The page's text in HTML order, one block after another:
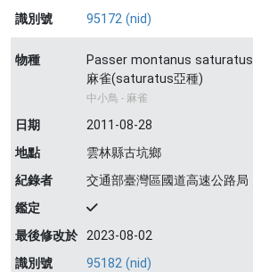
識別號
95172 (nid)
物種
Passer montanus saturatus
麻雀(saturatus亞種)
中小鳥 - 麻雀
日期
2011-08-28
地點
雲林縣古坑鄉
紀錄者
交通部臺灣區國道高速公路局
鑑定
最後修改於 2023-08-02
識別號
95182 (nid)